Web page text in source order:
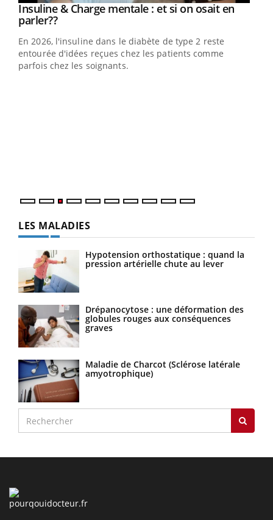
Youtube
Insuline & Charge mentale : et si on osait en
parler??Youtube
En 2026, l'insuline dans le diabète de type 2 reste
entourée d'idées reçues chez les patients comme
parfois chez les soignants.
LES MALADIES
Hypotension orthostatique : quand la
pression artérielle chute au lever
Drépanocytose : une déformation des
globules rouges aux conséquences
graves
Maladie de Charcot (Sclérose latérale
amyotrophique)